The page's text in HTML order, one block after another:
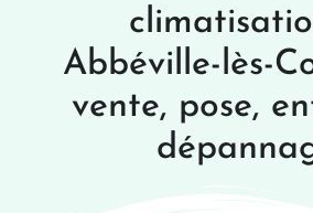
Abbéville-lès-
vente, pose,